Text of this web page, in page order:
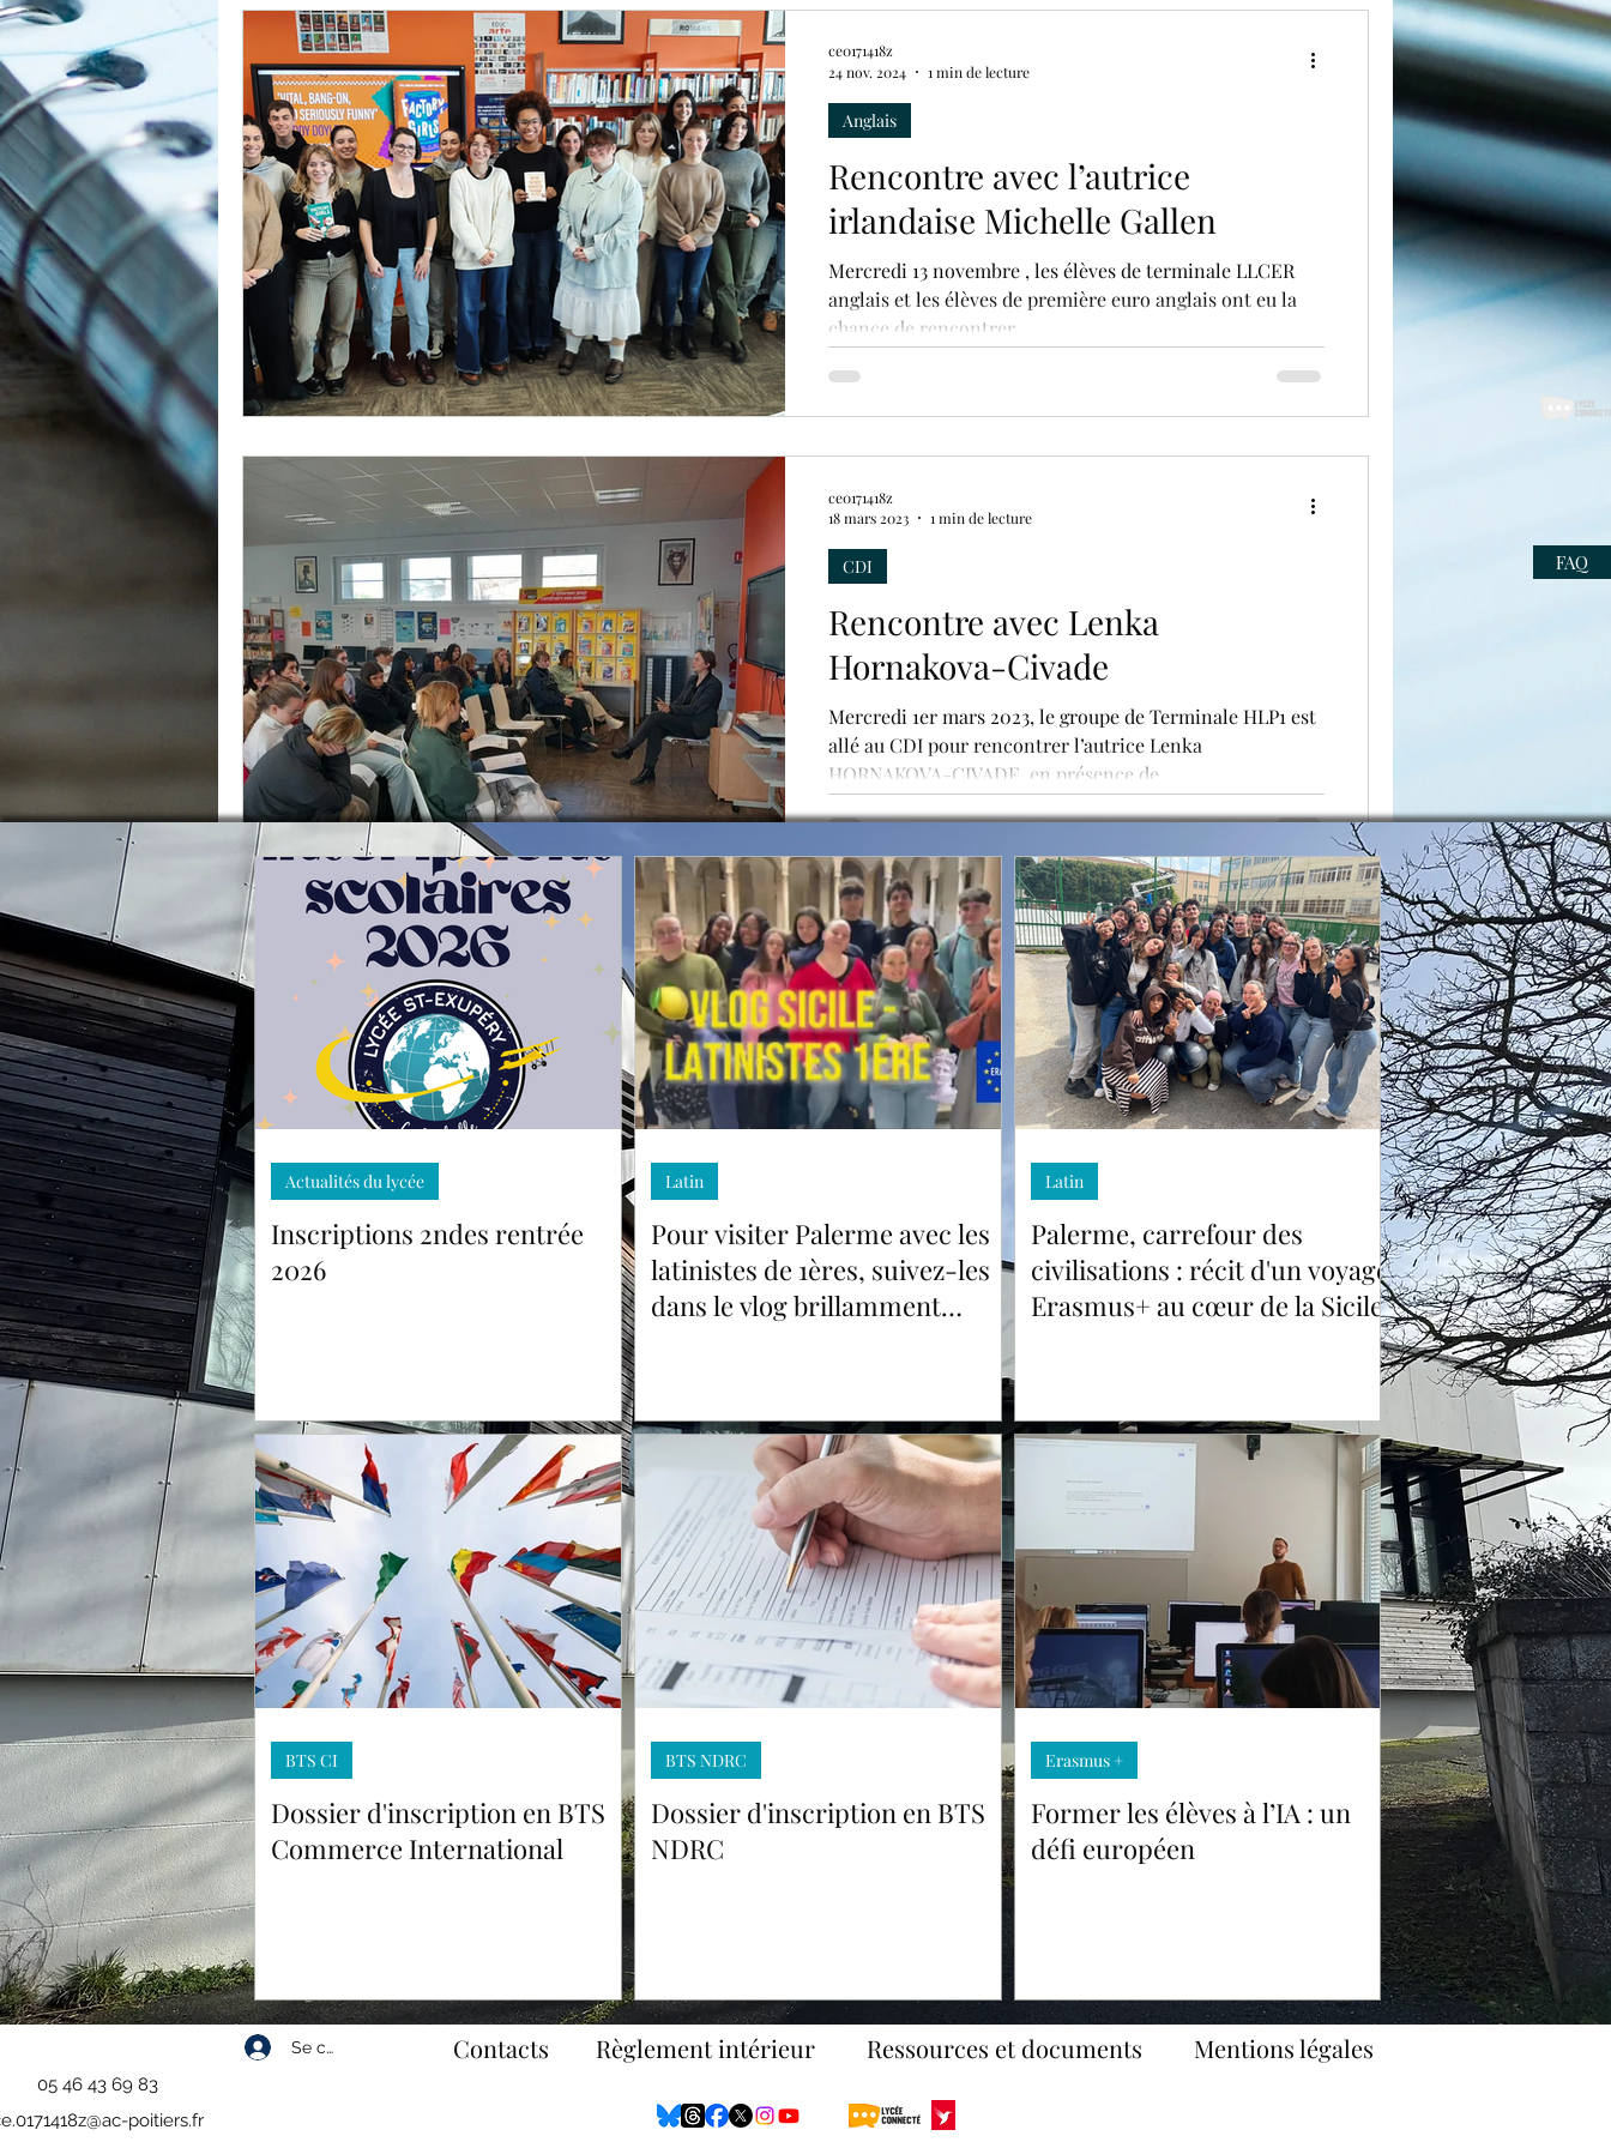
FAQ
Rencontre avec l’autrice
irlandaise Michelle Gallen
Mercredi 13 novembre , les élèves de terminale LLCER
anglais et les élèves de première euro anglais ont eu la
chance de rencontrer...
Anglais
ce0171418z
24 nov. 2024
1 min de lecture
Rencontre avec Lenka
Hornakova-Civade
Mercredi 1er mars 2023, le groupe de Terminale HLP1 est
allé au CDI pour rencontrer l’autrice Lenka
HORNAKOVA-CIVADE, en présence de...
CDI
ce0171418z
18 mars 2023
1 min de lecture
Inscriptions 2ndes rentrée
2026
Actualités du lycée
Pour visiter Palerme avec les
latinistes de 1ères, suivez-les
dans le vlog brillamment
Latin
Palerme, carrefour des
civilisations : récit d'un voyage
Erasmus+ au cœur de la Sicile
Latin
Dossier d'inscription en BTS
Commerce International
BTS CI
Dossier d'inscription en BTS
NDRC
BTS NDRC
Former les élèves à l’IA : un
défi européen
Erasmus +
05 46 43 69 83
Se connecter
poitiers.fr
Contacts Règlement intérieur Ressources et documents Mentions légales